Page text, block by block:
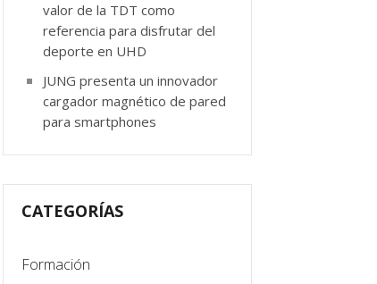
valor de la TDT como
referencia para disfrutar del
deporte en UHD
JUNG presenta un innovador
cargador magnético de pared
para smartphones
CATEGORÍAS
Formación